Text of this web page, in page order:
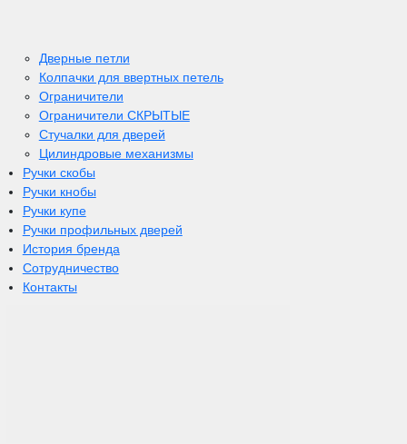
Дверные петли
Колпачки для ввертных петель
Ограничители
Ограничители СКРЫТЫЕ
Стучалки для дверей
Цилиндровые механизмы
Ручки скобы
Ручки кнобы
Ручки купе
Ручки профильных дверей
История бренда
Сотрудничество
Контакты